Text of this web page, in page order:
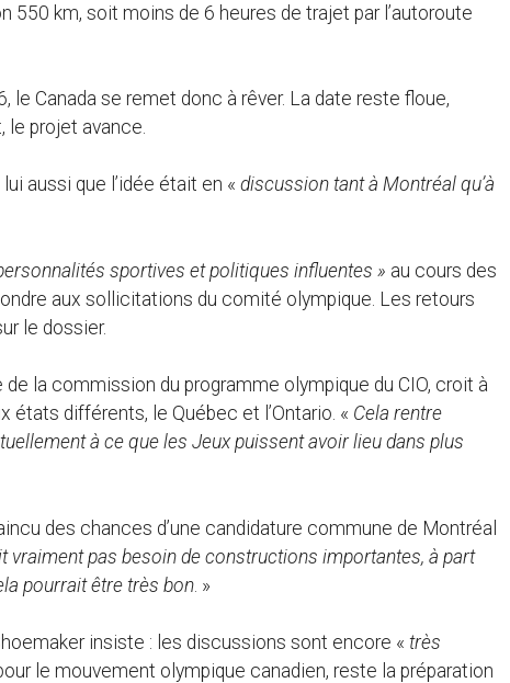
550 km, soit moins de 6 heures de trajet par l’autoroute
Canada se remet donc à rêver. La date reste floue,
projet avance.
aussi que l’idée était en « discussion tant à Montréal qu’à
sportives et politiques influentes » au cours des
aux sollicitations du comité olympique. Les retours
le dossier.
la commission du programme olympique du CIO, croit à
états différents, le Québec et l’Ontario. « Cela rentre
à ce que les Jeux puissent avoir lieu dans plus
des chances d’une candidature commune de Montréal
vraiment pas besoin de constructions importantes, à part
pourrait être très bon . »
insiste : les discussions sont encore « très
pour le mouvement olympique canadien, reste la préparation